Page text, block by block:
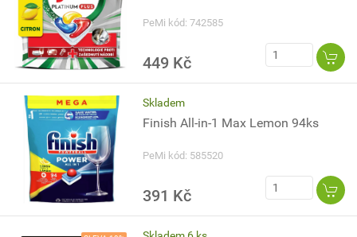
PeMi kód: 742585
449 Kč
Skladem
Finish All-in-1 Max Lemon 94ks
PeMi kód: 585520
391 Kč